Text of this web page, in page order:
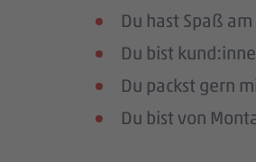
Du hast Spaß
Du bist
Du packst gern
Du bist von